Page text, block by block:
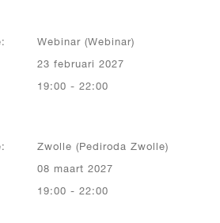
Webinar (Webinar)
23 februari 2027
19:00 - 22:00
Zwolle (Pediroda Zwolle)
08 maart 2027
19:00 - 22:00